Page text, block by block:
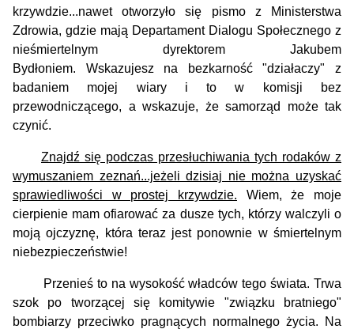
krzywdzie...nawet otworzyło się pismo z Ministerstwa
Zdrowia, gdzie mają Departament Dialogu Społecznego z
nieśmiertelnym dyrektorem Jakubem
Bydłoniem. Wskazujesz na bezkarność "działaczy" z
badaniem mojej wiary i to w komisji bez
przewodniczącego, a wskazuje, że samorząd może tak
czynić.
Znajdź się podczas przesłuchiwania tych rodaków z
wymuszaniem zeznań...jeżeli dzisiaj nie można uzyskać
sprawiedliwości w prostej krzywdzie. Wiem, że moje
cierpienie mam ofiarować za dusze tych, którzy walczyli o
moją ojczyznę, która teraz jest ponownie w śmiertelnym
niebezpieczeństwie!
Przenieś to na wysokość władców tego świata. Trwa
szok po tworzącej się komitywie "związku bratniego"
bombiarzy przeciwko pragnących normalnego życia. Na